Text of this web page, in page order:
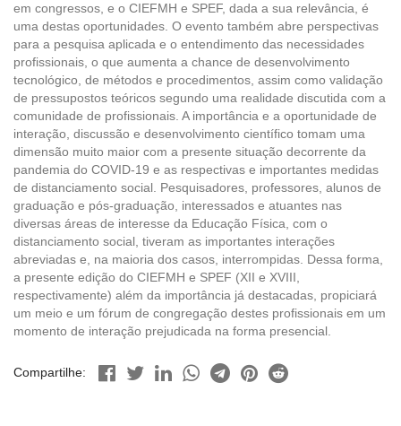
em congressos, e o CIEFMH e SPEF, dada a sua relevância, é
uma destas oportunidades. O evento também abre perspectivas
para a pesquisa aplicada e o entendimento das necessidades
profissionais, o que aumenta a chance de desenvolvimento
tecnológico, de métodos e procedimentos, assim como validação
de pressupostos teóricos segundo uma realidade discutida com a
comunidade de profissionais. A importância e a oportunidade de
interação, discussão e desenvolvimento científico tomam uma
dimensão muito maior com a presente situação decorrente da
pandemia do COVID-19 e as respectivas e importantes medidas
de distanciamento social. Pesquisadores, professores, alunos de
graduação e pós-graduação, interessados e atuantes nas
diversas áreas de interesse da Educação Física, com o
distanciamento social, tiveram as importantes interações
abreviadas e, na maioria dos casos, interrompidas. Dessa forma,
a presente edição do CIEFMH e SPEF (XII e XVIII,
respectivamente) além da importância já destacadas, propiciará
um meio e um fórum de congregação destes profissionais em um
momento de interação prejudicada na forma presencial.
Compartilhe: